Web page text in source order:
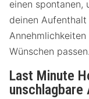
einen spontanen,
deinen
Wünschen passen.
Last Minute
unschlagbare